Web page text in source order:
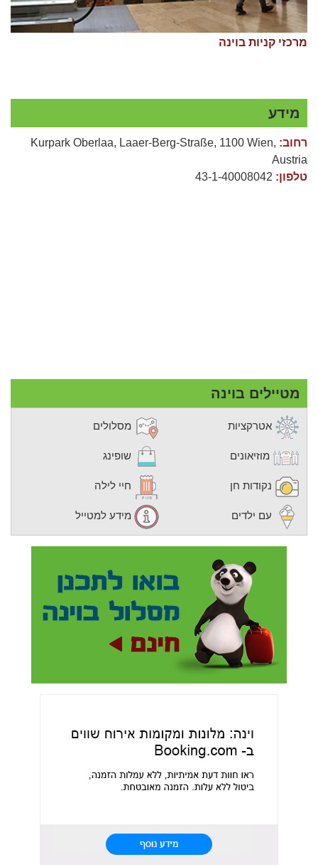
מרכזי קניות בוינה
מידע
רחוב: Kurpark Oberlaa, Laaer-Berg-Straße, 1100 Wien,
Austria
טלפון:
מטיילים בוינה
אטרקציות מסלולים
מוזיאונים שופינג
נקודות חן חיי לילה
עם ילדים מידע למטייל